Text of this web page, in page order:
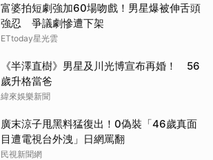
朴海
富婆拍短劇強加60場吻戲！男星爆被伸舌頭
強忍 爭議劇慘遭下架
ETtoday星光雲
《半澤直樹》男星及川光博宣布再婚！ 56
歲升格當爸
緯來娛樂新聞
廣末涼子甩黑料猛復出！0偽裝「46歲真面
目遭電視台外洩」日網罵翻
民視新聞網